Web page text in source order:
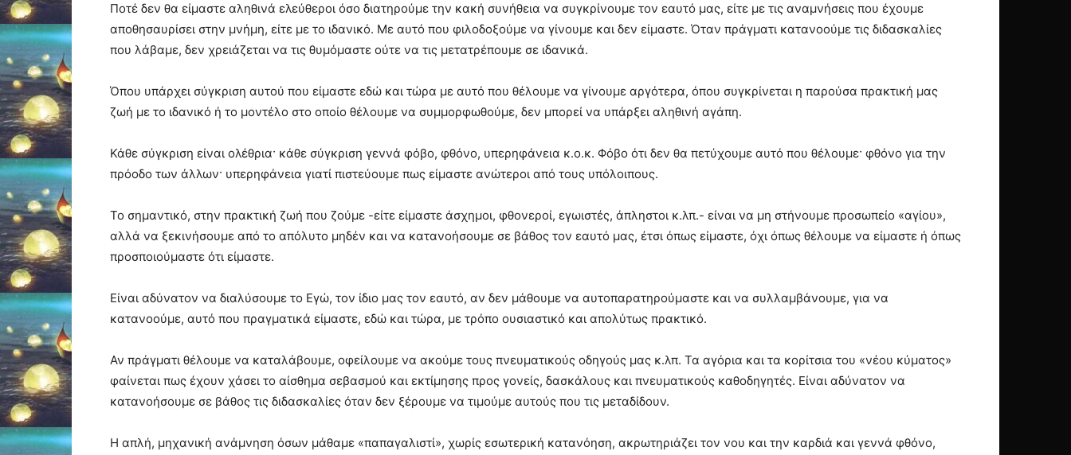
Ποτέ δεν θα είμαστε αληθινά ελεύθεροι όσο διατηρούμε την κακή συνήθεια να συγκρίνουμε τον εαυτό μας, είτε με τις αναμνήσεις που έχουμε
αποθησαυρίσει στην μνήμη, είτε με το ιδανικό. Με αυτό που φιλοδοξούμε να γίνουμε και δεν είμαστε. Όταν πράγματι κατανοούμε τις διδασκαλίες
που λάβαμε, δεν χρειάζεται να τις θυμόμαστε ούτε να τις μετατρέπουμε σε ιδανικά.
Όπου υπάρχει σύγκριση αυτού που είμαστε εδώ και τώρα με αυτό που θέλουμε να γίνουμε αργότερα, όπου συγκρίνεται η παρούσα πρακτική μας
ζωή με το ιδανικό ή το μοντέλο στο οποίο θέλουμε να συμμορφωθούμε, δεν μπορεί να υπάρξει αληθινή αγάπη.
Κάθε σύγκριση είναι ολέθρια· κάθε σύγκριση γεννά φόβο, φθόνο, υπερηφάνεια κ.ο.κ. Φόβο ότι δεν θα πετύχουμε αυτό που θέλουμε· φθόνο για την
πρόοδο των άλλων· υπερηφάνεια γιατί πιστεύουμε πως είμαστε ανώτεροι από τους υπόλοιπους.
Το σημαντικό, στην πρακτική ζωή που ζούμε -είτε είμαστε άσχημοι, φθονεροί, εγωιστές, άπληστοι κ.λπ.- είναι να μη στήνουμε προσωπείο «αγίου»,
αλλά να ξεκινήσουμε από το απόλυτο μηδέν και να κατανοήσουμε σε βάθος τον εαυτό μας, έτσι όπως είμαστε, όχι όπως θέλουμε να είμαστε ή όπως
προσποιούμαστε ότι είμαστε.
Είναι αδύνατον να διαλύσουμε το Εγώ, τον ίδιο μας τον εαυτό, αν δεν μάθουμε να αυτοπαρατηρούμαστε και να συλλαμβάνουμε, για να
κατανοούμε, αυτό που πραγματικά είμαστε, εδώ και τώρα, με τρόπο ουσιαστικό και απολύτως πρακτικό.
Αν πράγματι θέλουμε να καταλάβουμε, οφείλουμε να ακούμε τους πνευματικούς οδηγούς μας κ.λπ. Τα αγόρια και τα κορίτσια του «νέου κύματος»
φαίνεται πως έχουν χάσει το αίσθημα σεβασμού και εκτίμησης προς γονείς, δασκάλους και πνευματικούς καθοδηγητές. Είναι αδύνατον να
κατανοήσουμε σε βάθος τις διδασκαλίες όταν δεν ξέρουμε να τιμούμε αυτούς που τις μεταδίδουν.
Η απλή, μηχανική ανάμνηση όσων μάθαμε «παπαγαλιστί», χωρίς εσωτερική κατανόηση, ακρωτηριάζει τον νου και την καρδιά και γεννά φθόνο,